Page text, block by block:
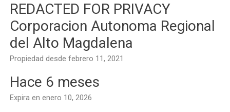
REDACTED FOR PRIVACY
Corporacion Autonoma Regional
del Alto Magdalena
Propiedad desde febrero 11, 2021
Hace 6 meses
Expira en enero 10, 2026